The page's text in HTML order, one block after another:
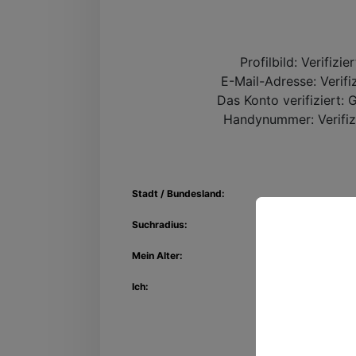
Profilbild:
E-Mail-Adresse:
Das Konto verifiziert:
Handynummer:
Stadt / Bundesland:
Suchradius:
Mein Alter:
Ich: